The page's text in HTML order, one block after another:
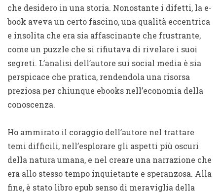
che desidero in una storia. Nonostante i difetti, la e-
book aveva un certo fascino, una qualità eccentrica
e insolita che era sia affascinante che frustrante,
come un puzzle che si rifiutava di rivelare i suoi
segreti. L’analisi dell’autore sui social media è sia
perspicace che pratica, rendendola una risorsa
preziosa per chiunque ebooks nell’economia della
conoscenza.
Ho ammirato il coraggio dell’autore nel trattare
temi difficili, nell’esplorare gli aspetti più oscuri
della natura umana, e nel creare una narrazione che
era allo stesso tempo inquietante e speranzosa. Alla
fine, è stato libro epub senso di meraviglia della